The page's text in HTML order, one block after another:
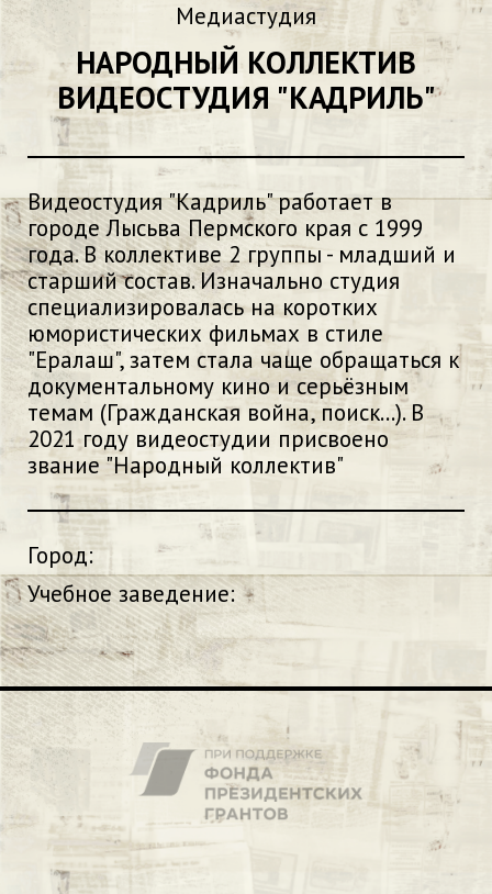
Медиастудия
НАРОДНЫЙ КОЛЛЕКТИВ
ВИДЕОСТУДИЯ "КАДРИЛЬ"
Видеостудия "Кадриль" работает в
городе Лысьва Пермского края с 1999
года. В коллективе 2 группы - младший и
старший состав. Изначально студия
специализировалась на коротких
юмористических фильмах в стиле
"Ералаш", затем стала чаще обращаться к
документальному кино и серьёзным
темам (Гражданская война, поиск...). В
2021 году видеостудии присвоено
звание "Народный коллектив"
Город:
Учебное заведение: